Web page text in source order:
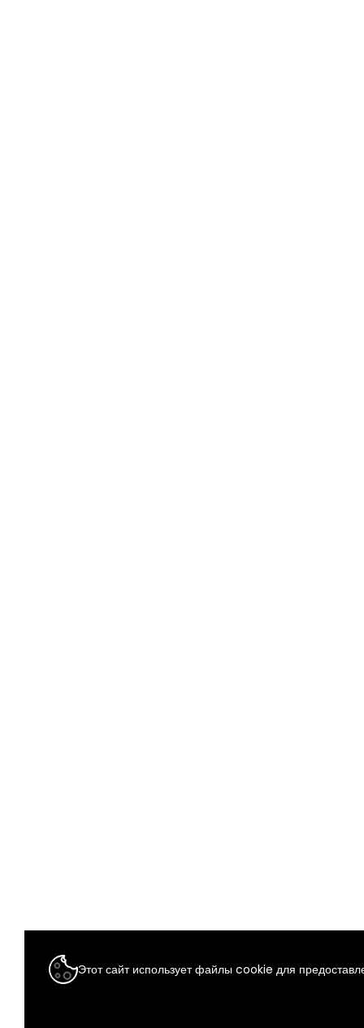
Этот сайт использует файлы cookie для